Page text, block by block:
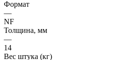
Формат
—
NF
Толщина, мм
—
14
Вес штука (кг)